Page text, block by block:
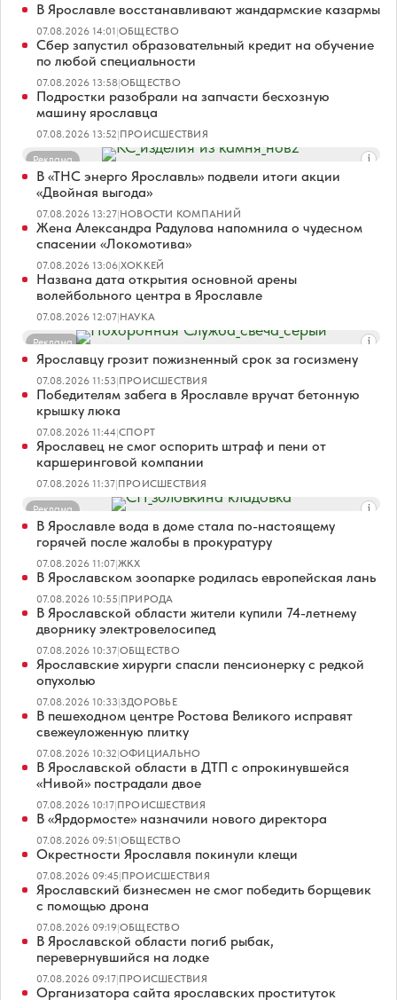
В Ярославле восстанавливают жандармские казармы
07.08.2026 14:01|ОБЩЕСТВО
Сбер запустил образовательный кредит на обучение
по любой специальности
07.08.2026 13:58|ОБЩЕСТВО
Подростки разобрали на запчасти бесхозную
машину ярославца
07.08.2026 13:52|ПРОИСШЕСТВИЯ
Реклама
В «ТНС энерго Ярославль» подвели итоги акции
«Двойная выгода»
07.08.2026 13:27|НОВОСТИ КОМПАНИЙ
Жена Александра Радулова напомнила о чудесном
спасении «Локомотива»
07.08.2026 13:06|ХОККЕЙ
Названа дата открытия основной арены
волейбольного центра в Ярославле
07.08.2026 12:07|НАУКА
Реклама
Ярославцу грозит пожизненный срок за госизмену
07.08.2026 11:53|ПРОИСШЕСТВИЯ
Победителям забега в Ярославле вручат бетонную
крышку люка
07.08.2026 11:44|СПОРТ
Ярославец не смог оспорить штраф и пени от
каршеринговой компании
07.08.2026 11:37|ПРОИСШЕСТВИЯ
Реклама
В Ярославле вода в доме стала по-настоящему
горячей после жалобы в прокуратуру
07.08.2026 11:07|ЖКХ
В Ярославском зоопарке родилась европейская лань
07.08.2026 10:55|ПРИРОДА
В Ярославской области жители купили 74-летнему
дворнику электровелосипед
07.08.2026 10:37|ОБЩЕСТВО
Ярославские хирурги спасли пенсионерку с редкой
опухолью
07.08.2026 10:33|ЗДОРОВЬЕ
В пешеходном центре Ростова Великого исправят
свежеуложенную плитку
07.08.2026 10:32|ОФИЦИАЛЬНО
В Ярославской области в ДТП с опрокинувшейся
«Нивой» пострадали двое
07.08.2026 10:17|ПРОИСШЕСТВИЯ
В «Ярдормосте» назначили нового директора
07.08.2026 09:51|ОБЩЕСТВО
Окрестности Ярославля покинули клещи
07.08.2026 09:45|ПРОИСШЕСТВИЯ
Ярославский бизнесмен не смог победить борщевик
с помощью дрона
07.08.2026 09:19|ОБЩЕСТВО
В Ярославской области погиб рыбак,
перевернувшийся на лодке
07.08.2026 09:17|ПРОИСШЕСТВИЯ
Организатора сайта ярославских проституток